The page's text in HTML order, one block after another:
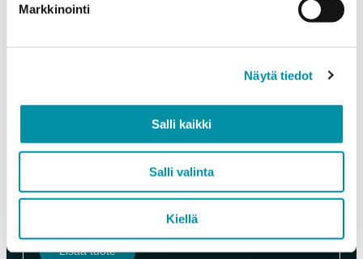
Markkinointi
Näytä tiedot
Salli kaikki
Salli valinta
Kiellä
EN AW-6063 (min. 250kg)
Lisää tuote